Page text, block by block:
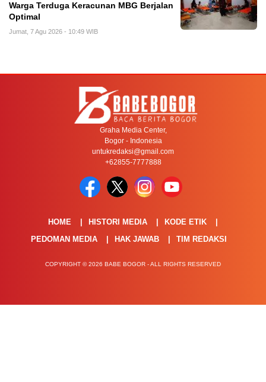
Warga Terduga Keracunan MBG Berjalan
Optimal
Jumat, 7 Agu 2026 - 10:49 WIB
Graha Media Center,
Bogor - Indonesia
untukredaksi@gmail.com
+62855-7777888
HOME HISTORI MEDIA
KODE ETIK
PEDOMAN MEDIA
HAK JAWAB TIM REDAKSI
COPYRIGHT © 2026 BABE BOGOR - ALL RIGHTS RESERVED